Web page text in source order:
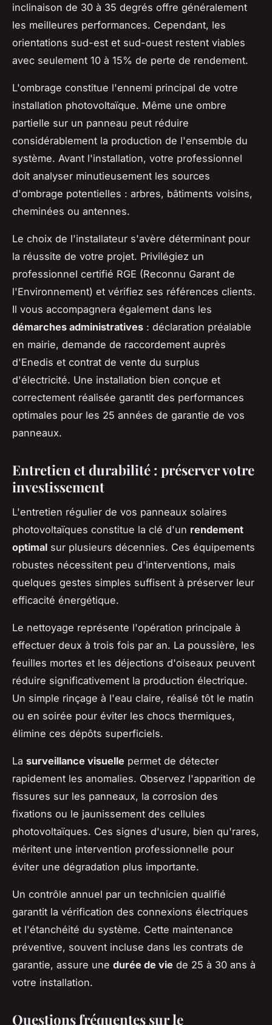
inclinaison de 30 à 35 degrés offre généralement
les meilleures performances. Cependant, les
orientations sud-est et sud-ouest restent viables
avec seulement 10 à 15% de perte de rendement.
L'ombrage constitue l'ennemi principal de votre
installation photovoltaïque. Même une ombre
partielle sur un panneau peut réduire
considérablement la production de l'ensemble du
système. Avant l'installation, votre professionnel
doit analyser minutieusement les sources
d'ombrage potentielles : arbres, bâtiments voisins,
cheminées ou antennes.
Le choix de l'installateur s'avère déterminant pour
la réussite de votre projet. Privilégiez un
professionnel certifié RGE (Reconnu Garant de
l'Environnement) et vérifiez ses références clients.
Il vous accompagnera également dans les
démarches administratives : déclaration préalable
en mairie, demande de raccordement auprès
d'Enedis et contrat de vente du surplus
d'électricité. Une installation bien conçue et
correctement réalisée garantit des performances
optimales pour les 25 années de garantie de vos
panneaux.
Entretien et durabilité : préserver votre
investissement
L'entretien régulier de vos panneaux solaires
photovoltaïques constitue la clé d'un rendement
optimal sur plusieurs décennies. Ces équipements
robustes nécessitent peu d'interventions, mais
quelques gestes simples suffisent à préserver leur
efficacité énergétique.
Le nettoyage représente l'opération principale à
effectuer deux à trois fois par an. La poussière, les
feuilles mortes et les déjections d'oiseaux peuvent
réduire significativement la production électrique.
Un simple rinçage à l'eau claire, réalisé tôt le matin
ou en soirée pour éviter les chocs thermiques,
élimine ces dépôts superficiels.
La surveillance visuelle permet de détecter
rapidement les anomalies. Observez l'apparition de
fissures sur les panneaux, la corrosion des
fixations ou le jaunissement des cellules
photovoltaïques. Ces signes d'usure, bien qu'rares,
méritent une intervention professionnelle pour
éviter une dégradation plus importante.
Un contrôle annuel par un technicien qualifié
garantit la vérification des connexions électriques
et l'étanchéité du système. Cette maintenance
préventive, souvent incluse dans les contrats de
garantie, assure une durée de vie de 25 à 30 ans à
votre installation.
Questions fréquentes sur le